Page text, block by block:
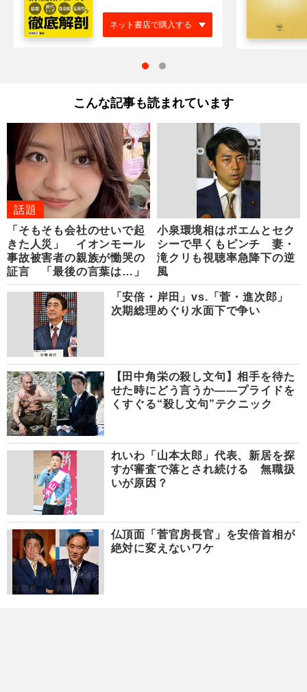
ネット書店で購入する
こんな記事も読まれています
話題
「そもそも会社のせいで起
きた人災」 イオンモール
事故被害者の親族が慟哭の
証言 「最後の言葉は…」
小泉環境相はポエムとセク
シーで早くもピンチ 妻・
滝クリも視聴率急降下の逆
風
「安倍・岸田」vs.「菅・進次郎」
次期総理めぐり水面下で争い
【田中角栄の殺し文句】相手を待た
せた時にどう言うか――プライドを
くすぐる“殺し文句”テクニック
れいわ「山本太郎」代表、新居を探
すが審査で落とされ続ける 無職扱
いが原因？
仏頂面「菅官房長官」を安倍首相が
絶対に変えないワケ